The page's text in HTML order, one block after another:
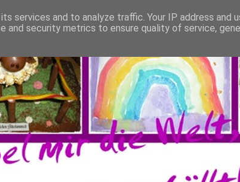
services and to analyze traffic. Your IP address and
and security metrics to ensure quality of service,